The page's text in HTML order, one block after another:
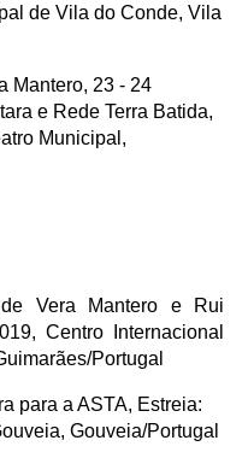
de Vila do Conde, Vila
Mantero, 23 - 24
e Rede Terra Batida,
Municipal,
de Vera Mantero e Rui
Centro Internacional
Portugal
para a ASTA, Estreia:
Gouveia/Portugal